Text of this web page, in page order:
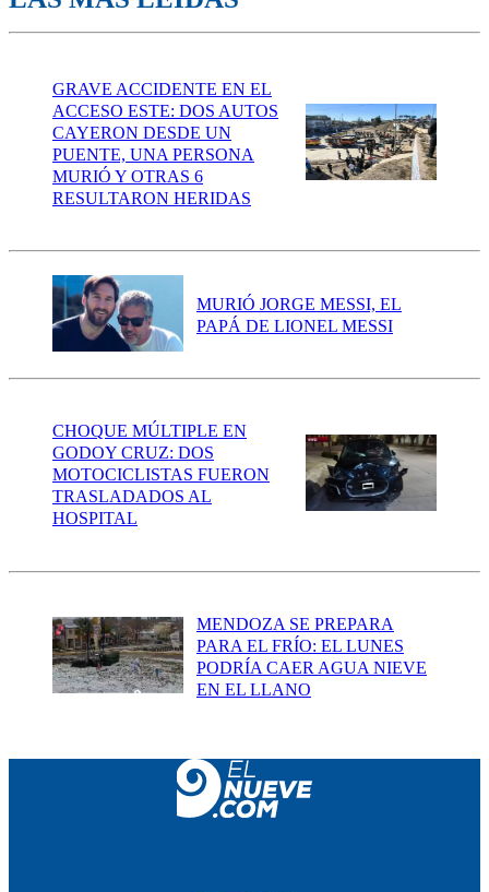
GRAVE ACCIDENTE EN EL
ACCESO ESTE: DOS AUTOS
CAYERON DESDE UN
PUENTE, UNA PERSONA
MURIÓ Y OTRAS 6
RESULTARON HERIDAS
MURIÓ JORGE MESSI, EL
PAPÁ DE LIONEL MESSI
CHOQUE MÚLTIPLE EN
GODOY CRUZ: DOS
MOTOCICLISTAS FUERON
TRASLADADOS AL
HOSPITAL
MENDOZA SE PREPARA
PARA EL FRÍO: EL LUNES
PODRÍA CAER AGUA NIEVE
EN EL LLANO